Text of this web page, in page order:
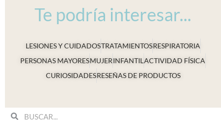
Te podría interesar...
LESIONES Y CUIDADOSTRATAMIENTOSRESPIRATORIA
PERSONAS MAYORESMUJERINFANTILACTIVIDAD FÍSICA
CURIOSIDADESRESEÑAS DE PRODUCTOS
SearchSearch